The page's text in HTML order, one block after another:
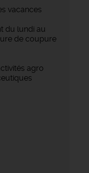
vacances
du lundi au
de coupure
agro